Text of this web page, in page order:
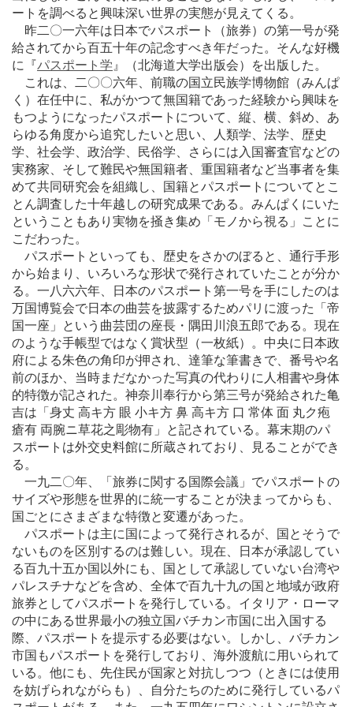
ートを調べると興味深い世界の実態が見えてくる。
昨二〇一六年は日本でパスポート（旅券）の第一号が発
給されてから百五十年の記念すべき年だった。そんな好機
に『パスポート学 』（北海道大学出版会）を出版した。
これは、二〇〇六年、前職の国立民族学博物館（みんぱ
く）在任中に、私がかつて無国籍であった経験から興味を
もつようになったパスポートについて、縦、横、斜め、あ
らゆる角度から追究したいと思い、人類学、法学、歴史
学、社会学、政治学、民俗学、さらには入国審査官などの
実務家、そして難民や無国籍者、重国籍者など当事者を集
めて共同研究会を組織し、国籍とパスポートについてとこ
とん調査した十年越しの研究成果である。みんぱくにいた
ということもあり実物を掻き集め「モノから視る」ことに
こだわった。
パスポートといっても、歴史をさかのぼると、通行手形
から始まり、いろいろな形状で発行されていたことが分か
る。一八六六年、日本のパスポート第一号を手にしたのは
万国博覧会で日本の曲芸を披露するためパリに渡った「帝
国一座」という曲芸団の座長・隅田川浪五郎である。現在
のような手帳型ではなく賞状型（一枚紙）。中央に日本政
府による朱色の角印が押され、達筆な筆書きで、番号や名
前のほか、当時まだなかった写真の代わりに人相書や身体
的特徴が記された。神奈川奉行から第三号が発給された亀
吉は「身丈 高キ方 眼 小キ方 鼻 高キ方 口 常体 面 丸ク疱
瘡有 両腕ニ草花之彫物有」と記されている。幕末期のパ
スポートは外交史料館に所蔵されており、見ることができ
る。
一九二〇年、「旅券に関する国際会議」でパスポートの
サイズや形態を世界的に統一することが決まってからも、
国ごとにさまざまな特徴と変遷があった。
パスポートは主に国によって発行されるが、国とそうで
ないものを区別するのは難しい。現在、日本が承認してい
る百九十五か国以外にも、国として承認していない台湾や
パレスチナなどを含め、全体で百九十九の国と地域が政府
旅券としてパスポートを発行している。イタリア・ローマ
の中にある世界最小の独立国バチカン市国に出入国する
際、パスポートを提示する必要はない。しかし、バチカン
市国もパスポートを発行しており、海外渡航に用いられて
いる。他にも、先住民が国家と対抗しつつ（ときには使用
を妨げられながらも）、自分たちのために発行しているパ